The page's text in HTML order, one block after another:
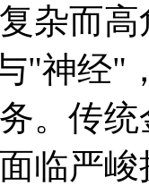
杂而
"神经"
。传
临严